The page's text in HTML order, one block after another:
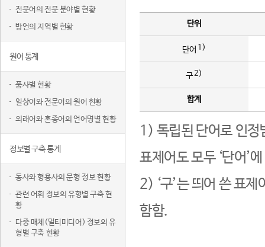
전문어의 전문 분야별 현황
방언의 지역별 현황
원어 통계
품사별 현황
일상어와 전문어의 원어 현황
외래어와 혼종어의 언어명별 현황
정보별 구축 통계
동사와 형용사의 문형 정보 현황
관련 어휘 정보의 유형별 구축 현
황
다중 매체(멀티미디어) 정보의 유
형별 구축 현황
단위
단어 1)
구2)
합계
1) 독립된 단어로 인정
표제어도 모두 ‘단어’
2) ‘구’는 띄어 쓴 표
함함.